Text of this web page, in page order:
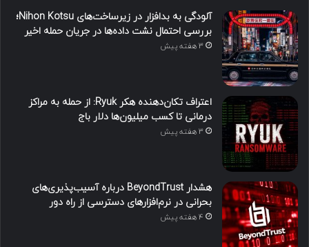
آلودگی به بدافزار در زیرساخت‌های Nihon Kotsu؛
بررسی احتمال نشت داده‌ها در جریان حمله اخیر
3 هفته پیش
اعتراف تکان‌دهنده هکر Ryuk: از حمله به مراکز
درمانی تا کسب میلیون‌ها دلار باج
3 هفته پیش
هشدار BeyondTrust درباره آسیب‌پذیری‌های
بحرانی در نرم‌افزارهای دسترسی از راه دور
4 هفته پیش